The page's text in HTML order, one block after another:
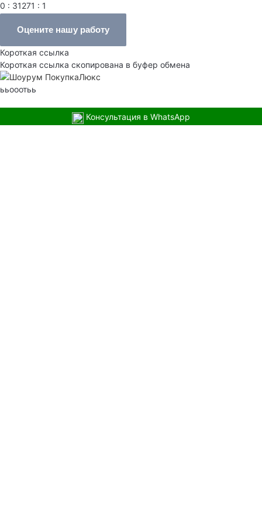
0 : 31271 : 1
Оцените нашу работу
Короткая ссылка
Короткая ссылка скопирована в буфер обмена
ььооотьь
Консультация в WhatsApp